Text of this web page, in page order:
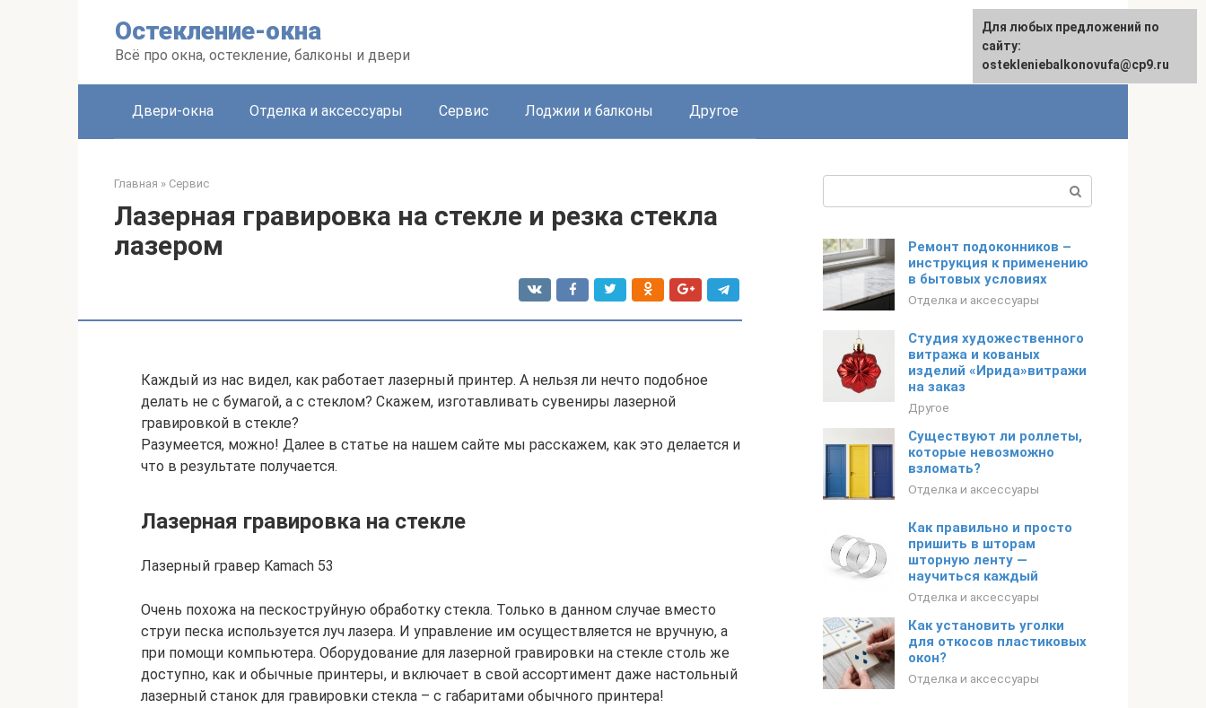
Остекление-окна
Всё про окна, остекление, балконы и двери
Двери-окна Отделка и аксессуары Сервис Лоджии и балконы Другое
Главная » Сервис
Лазерная гравировка на стекле и резка стекла
лазером
Каждый из нас видел, как работает лазерный принтер. А нельзя ли нечто подобное
делать не с бумагой, а с стеклом? Скажем, изготавливать сувениры лазерной
гравировкой в стекле?
Разумеется, можно! Далее в статье на нашем сайте мы расскажем, как это делается и
что в результате получается.
Лазерная гравировка на стекле
Лазерный гравер Kamach 53
Очень похожа на пескоструйную обработку стекла. Только в данном случае вместо
струи песка используется луч лазера. И управление им осуществляется не вручную, а
при помощи компьютера. Оборудование для лазерной гравировки на стекле столь же
доступно, как и обычные принтеры, и включает в свой ассортимент даже настольный
лазерный станок для гравировки стекла – с габаритами обычного принтера!
Ремонт подоконников –
инструкция к применению
в бытовых условиях
Отделка и аксессуары
Студия художественного
витража и кованых
изделий «Ирида»витражи
на заказ
Другое
Существуют ли роллеты,
которые невозможно
взломать?
Отделка и аксессуары
Как правильно и просто
пришить в шторам
шторную ленту —
научиться каждый
Отделка и аксессуары
Как установить уголки
для откосов пластиковых
окон?
Отделка и аксессуары
Для любых предложений по
сайту:
ostekleniebalkonovufa@cp9.ru